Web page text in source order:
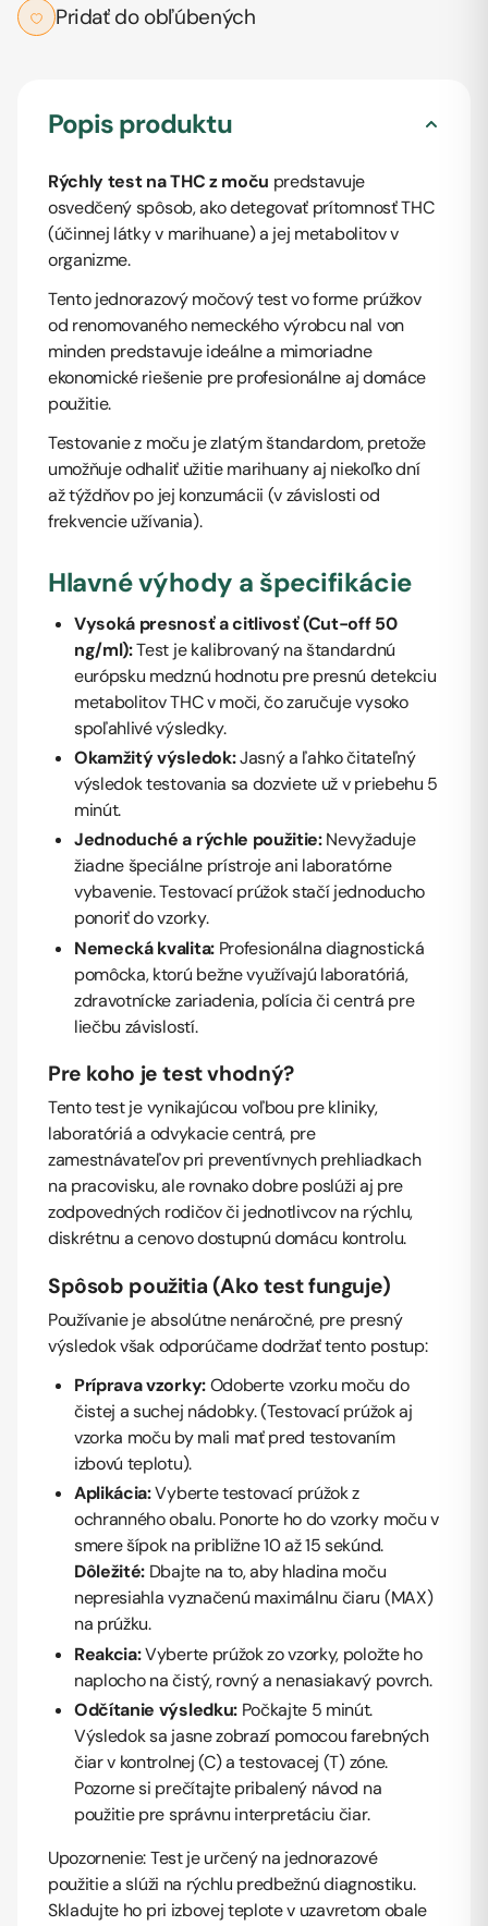
Pridať do obľúbených
Popis produktu
Rýchly test na THC z moču predstavuje
osvedčený spôsob, ako detegovať prítomnosť THC
(účinnej látky v marihuane) a jej metabolitov v
organizme.
Tento jednorazový močový test vo forme prúžkov
od renomovaného nemeckého výrobcu nal von
minden predstavuje ideálne a mimoriadne
ekonomické riešenie pre profesionálne aj domáce
použitie.
Testovanie z moču je zlatým štandardom, pretože
umožňuje odhaliť užitie marihuany aj niekoľko dní
až týždňov po jej konzumácii (v závislosti od
frekvencie užívania).
Hlavné výhody a špecifikácie
Vysoká presnosť a citlivosť (Cut-off 50
ng/ml):Test je kalibrovaný na štandardnú
európsku medznú hodnotu pre presnú detekciu
metabolitov THC v moči, čo zaručuje vysoko
spoľahlivé výsledky.
Okamžitý výsledok:Jasný a ľahko čitateľný
výsledok testovania sa dozviete už v priebehu 5
minút.
Jednoduché a rýchle použitie:Nevyžaduje
žiadne špeciálne prístroje ani laboratórne
vybavenie. Testovací prúžok stačí jednoducho
ponoriť do vzorky.
Nemecká kvalita:Profesionálna diagnostická
pomôcka, ktorú bežne využívajú laboratóriá,
zdravotnícke zariadenia, polícia či centrá pre
liečbu závislostí.
Pre koho je test vhodný?
Tento test je vynikajúcou voľbou pre kliniky,
laboratóriá a odvykacie centrá, pre
zamestnávateľov pri preventívnych prehliadkach
na pracovisku, ale rovnako dobre poslúži aj pre
zodpovedných rodičov či jednotlivcov na rýchlu,
diskrétnu a cenovo dostupnú domácu kontrolu.
Spôsob použitia (Ako test funguje)
Používanie je absolútne nenáročné, pre presný
výsledok však odporúčame dodržať tento postup:
Príprava vzorky:Odoberte vzorku moču do
čistej a suchej nádobky. (Testovací prúžok aj
vzorka moču by mali mať pred testovaním
izbovú teplotu).
Aplikácia:Vyberte testovací prúžok z
ochranného obalu. Ponorte ho do vzorky moču v
smere šípok na približne 10 až 15 sekúnd.
Dôležité: Dbajte na to, aby hladina moču
nepresiahla vyznačenú maximálnu čiaru (MAX)
na prúžku.
Reakcia:Vyberte prúžok zo vzorky, položte ho
naplocho na čistý, rovný a nenasiakavý povrch.
Odčítanie výsledku:Počkajte 5 minút.
Výsledok sa jasne zobrazí pomocou farebných
čiar v kontrolnej (C) a testovacej (T) zóne.
Pozorne si prečítajte pribalený návod na
použitie pre správnu interpretáciu čiar.
Upozornenie: Test je určený na jednorazové
použitie a slúži na rýchlu predbežnú diagnostiku.
Skladujte ho pri izbovej teplote v uzavretom obale